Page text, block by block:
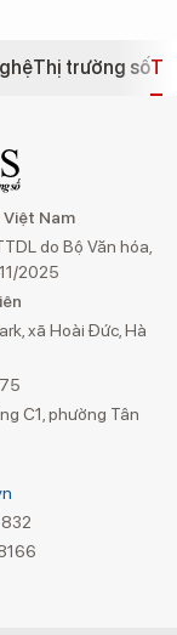
Thị trường số
Nam
do Bộ Văn hóa,
2025
xã Hoài Đức, Hà
C1, phường Tân